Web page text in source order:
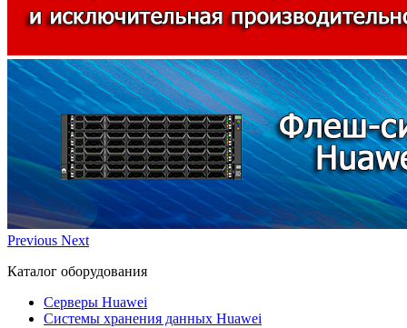
Previous Next
Каталог оборудования
Серверы Huawei
Системы хранения данных Huawei